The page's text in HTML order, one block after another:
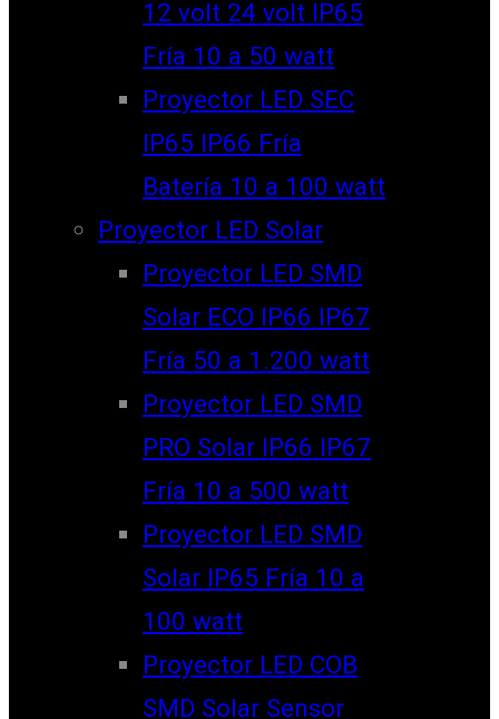
12 volt 24 volt IP65
Fría 10 a 50 watt
Proyector LED SEC
IP65 IP66 Fría
Batería 10 a 100 watt
Proyector LED Solar
Proyector LED SMD
Solar ECO IP66 IP67
Fría 50 a 1.200 watt
Proyector LED SMD
PRO Solar IP66 IP67
Fría 10 a 500 watt
Proyector LED SMD
Solar IP65 Fría 10 a
100 watt
Proyector LED COB
SMD Solar Sensor